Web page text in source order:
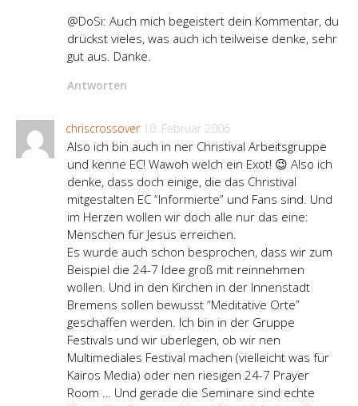
@DoSi: Auch mich begeistert dein Kommentar, du
drückst vieles, was auch ich teilweise denke, sehr
gut aus. Danke.
Antworten
chriscrossover 10. Februar 2006
Also ich bin auch in ner Christival Arbeitsgruppe
und kenne EC! Wawoh welch ein Exot! 😉 Also ich
denke, dass doch einige, die das Christival
mitgestalten EC “Informierte” und Fans sind. Und
im Herzen wollen wir doch alle nur das eine:
Menschen für Jesus erreichen.
Es wurde auch schon besprochen, dass wir zum
Beispiel die 24-7 Idee groß mit reinnehmen
wollen. Und in den Kirchen in der Innenstadt
Bremens sollen bewusst “Meditative Orte”
geschaffen werden. Ich bin in der Gruppe
Festivals und wir überlegen, ob wir nen
Multimediales Festival machen (vielleicht was für
Kairos Media) oder nen riesigen 24-7 Prayer
Room … Und gerade die Seminare sind echte